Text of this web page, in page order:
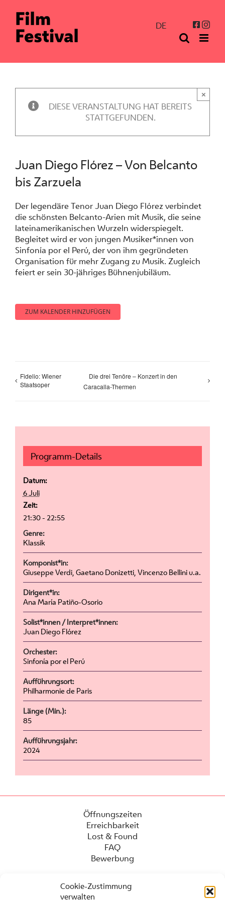
Cookie-Zustimmung
verwalten
Inhalt
springen
DE
DIESE VERANSTALTUNG HAT BEREITS
STATTGEFUNDEN.
×
Juan Diego Flórez – Von Belcanto
bis Zarzuela
Der legendäre Tenor Juan Diego Flórez verbindet
die schönsten Belcanto-Arien mit Musik, die seine
lateinamerikanischen Wurzeln widerspiegelt.
Begleitet wird er von jungen Musiker*innen von
Sinfonía por el Perú, der von ihm gegründeten
Organisation für mehr Zugang zu Musik. Zugleich
feiert er sein 30-jähriges Bühnenjubiläum.
ZUM KALENDER HINZUFÜGEN
Fidelio: Wiener
Staatsoper
Die drei Tenöre – Konzert in den
Caracalla-Thermen
Programm-Details
Datum:
6 Juli
Zeit:
21:30 - 22:55
Genre:
Klassik
Komponist*in:
Giuseppe Verdi, Gaetano Donizetti, Vincenzo Bellini u.a.
Dirigent*in:
Ana María Patiño-Osorio
Solist*innen / Interpret*innen:
Juan Diego Flórez
Orchester:
Sinfonía por el Perú
Aufführungsort:
Philharmonie de Paris
Länge (Min.):
85
Aufführungsjahr:
2024
Öffnungszeiten
Erreichbarkeit
Lost & Found
FAQ
Bewerbung